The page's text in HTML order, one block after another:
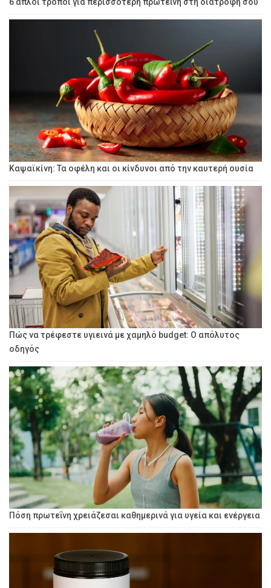
Καψαϊκίνη: Τα οφέλη και οι κίνδυνοι από την καυτερή ουσία
Πώς να τρέφεστε υγιεινά με χαμηλό budget: Ο απόλυτος
οδηγός
Πόση πρωτεΐνη χρειάζεσαι καθημερινά για υγεία και ενέργεια